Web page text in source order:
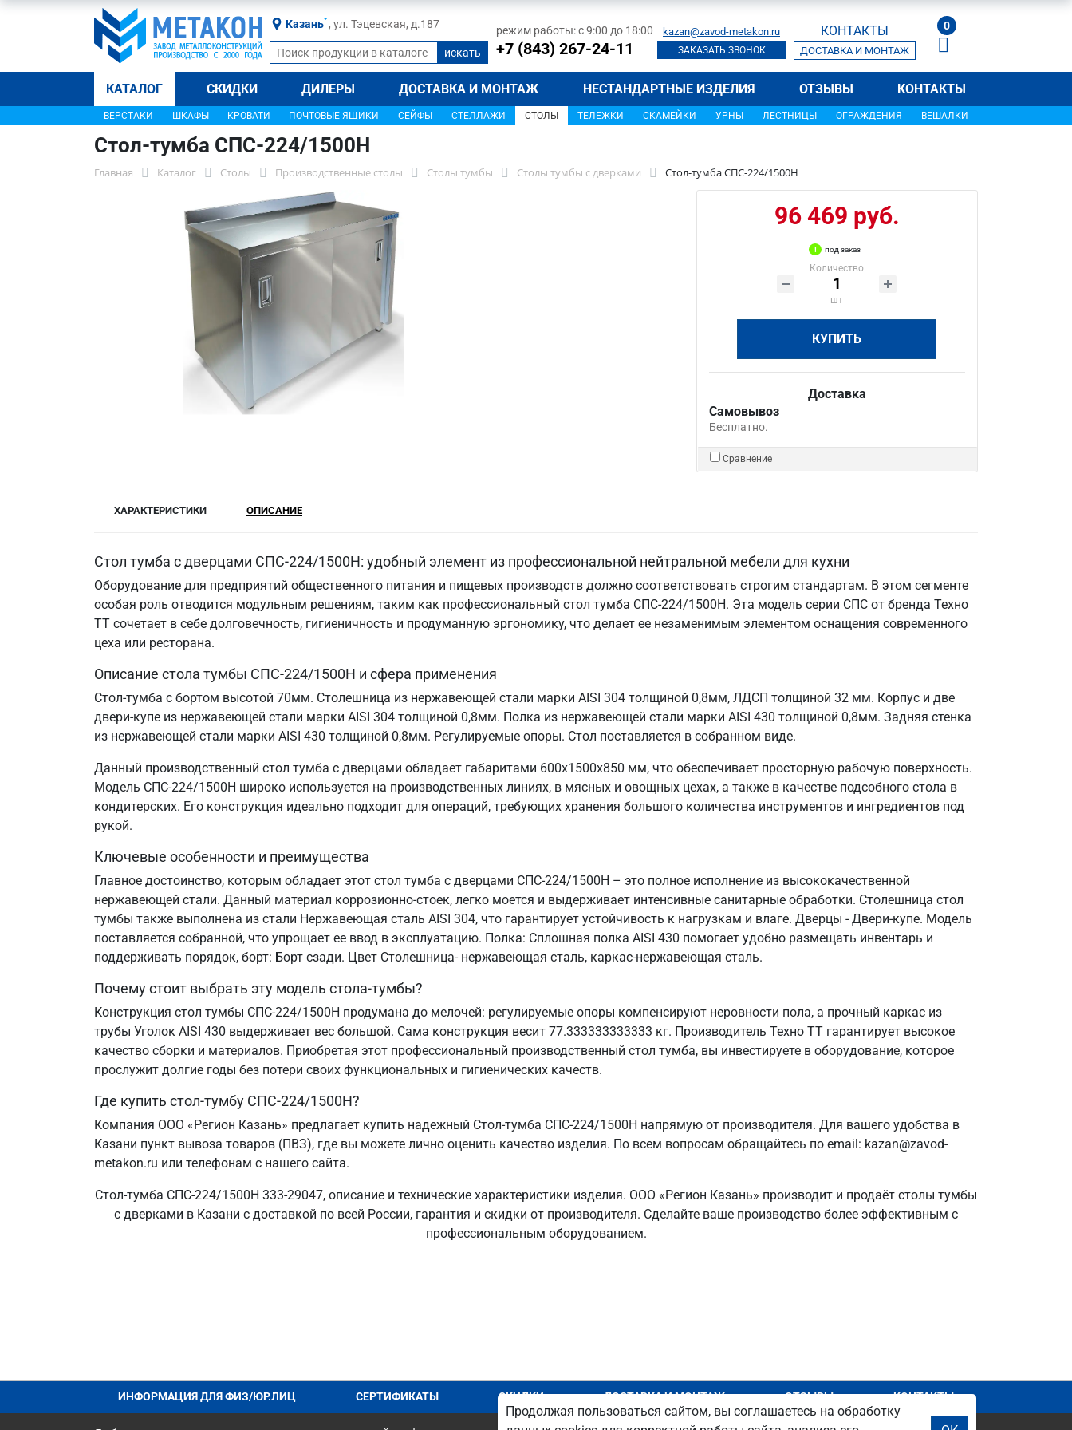
Казань , ул. Тэцевская, д.187 режим работы: с 9:00 до 18:00
+7 (843) 267-24-11
kazan@zavod-metakon.ru
ЗАКАЗАТЬ ЗВОНОК
КОНТАКТЫ
ДОСТАВКА И МОНТАЖ
0
КАТАЛОГ СКИДКИ ДИЛЕРЫ ДОСТАВКА И МОНТАЖ НЕСТАНДАРТНЫЕ ИЗДЕЛИЯ ОТЗЫВЫ КОНТАКТЫ
ВЕРСТАКИ ШКАФЫ КРОВАТИ ПОЧТОВЫЕ ЯЩИКИ СЕЙФЫ СТЕЛЛАЖИ СТОЛЫ ТЕЛЕЖКИ СКАМЕЙКИ УРНЫ ЛЕСТНИЦЫ ОГРАЖДЕНИЯ ВЕШАЛКИ
Стол-тумба СПС-224/1500Н
Главная Каталог Столы Производственные столы Столы тумбы Столы тумбы с дверками Стол-тумба СПС-224/1500Н
96 469 руб.
под заказ
Количество
шт
КУПИТЬ
Доставка
Самовывоз
Бесплатно.
Сравнение
ХАРАКТЕРИСТИКИ ОПИСАНИЕ
Стол тумба с дверцами СПС-224/1500Н: удобный элемент из профессиональной нейтральной мебели для кухни
Оборудование для предприятий общественного питания и пищевых производств должно соответствовать строгим стандартам. В этом сегменте
особая роль отводится модульным решениям, таким как профессиональный стол тумба СПС-224/1500Н. Эта модель серии СПС от бренда Техно
ТТ сочетает в себе долговечность, гигиеничность и продуманную эргономику, что делает ее незаменимым элементом оснащения современного
цеха или ресторана.
Описание стола тумбы СПС-224/1500Н и сфера применения
Стол-тумба с бортом высотой 70мм. Столешница из нержавеющей стали марки AISI 304 толщиной 0,8мм, ЛДСП толщиной 32 мм. Корпус и две
двери-купе из нержавеющей стали марки AISI 304 толщиной 0,8мм. Полка из нержавеющей стали марки AISI 430 толщиной 0,8мм. Задняя стенка
из нержавеющей стали марки AISI 430 толщиной 0,8мм. Регулируемые опоры. Стол поставляется в собранном виде.
Данный производственный стол тумба с дверцами обладает габаритами 600х1500х850 мм, что обеспечивает просторную рабочую поверхность.
Модель СПС-224/1500Н широко используется на производственных линиях, в мясных и овощных цехах, а также в качестве подсобного стола в
кондитерских. Его конструкция идеально подходит для операций, требующих хранения большого количества инструментов и ингредиентов под
рукой.
Ключевые особенности и преимущества
Главное достоинство, которым обладает этот стол тумба с дверцами СПС-224/1500Н – это полное исполнение из высококачественной
нержавеющей стали. Данный материал коррозионно-стоек, легко моется и выдерживает интенсивные санитарные обработки. Столешница стол
тумбы также выполнена из стали Нержавеющая сталь AISI 304, что гарантирует устойчивость к нагрузкам и влаге. Дверцы - Двери-купе. Модель
поставляется собранной, что упрощает ее ввод в эксплуатацию. Полка: Сплошная полка AISI 430 помогает удобно размещать инвентарь и
поддерживать порядок, борт: Борт сзади. Цвет Столешница- нержавеющая сталь, каркас-нержавеющая сталь.
Почему стоит выбрать эту модель стола-тумбы?
Конструкция стол тумбы СПС-224/1500Н продумана до мелочей: регулируемые опоры компенсируют неровности пола, а прочный каркас из
трубы Уголок AISI 430 выдерживает вес большой. Сама конструкция весит 77.333333333333 кг. Производитель Техно ТТ гарантирует высокое
качество сборки и материалов. Приобретая этот профессиональный производственный стол тумба, вы инвестируете в оборудование, которое
прослужит долгие годы без потери своих функциональных и гигиенических качеств.
Где купить стол-тумбу СПС-224/1500Н?
Компания ООО «Регион Казань» предлагает купить надежный Стол-тумба СПС-224/1500Н напрямую от производителя. Для вашего удобства в
Казани пункт вывоза товаров (ПВЗ), где вы можете лично оценить качество изделия. По всем вопросам обращайтесь по email: kazan@zavod-
metakon.ru или телефонам с нашего сайта.
Стол-тумба СПС-224/1500Н 333-29047, описание и технические характеристики изделия. ООО «Регион Казань» производит и продаёт столы тумбы
с дверками в Казани с доставкой по всей России, гарантия и скидки от производителя. Сделайте ваше производство более эффективным с
профессиональным оборудованием.
ИНФОРМАЦИЯ ДЛЯ ФИЗ/ЮР.ЛИЦ СЕРТИФИКАТЫ СКИДКИ ДОСТАВКА И МОНТАЖ ОТЗЫВЫ КОНТАКТЫ
Продолжая пользоваться сайтом, вы соглашаетесь на обработку